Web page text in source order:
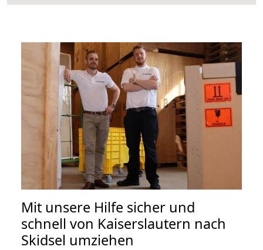
Mit unsere Hilfe sicher und
schnell von Kaiserslautern nach
Skidsel umziehen